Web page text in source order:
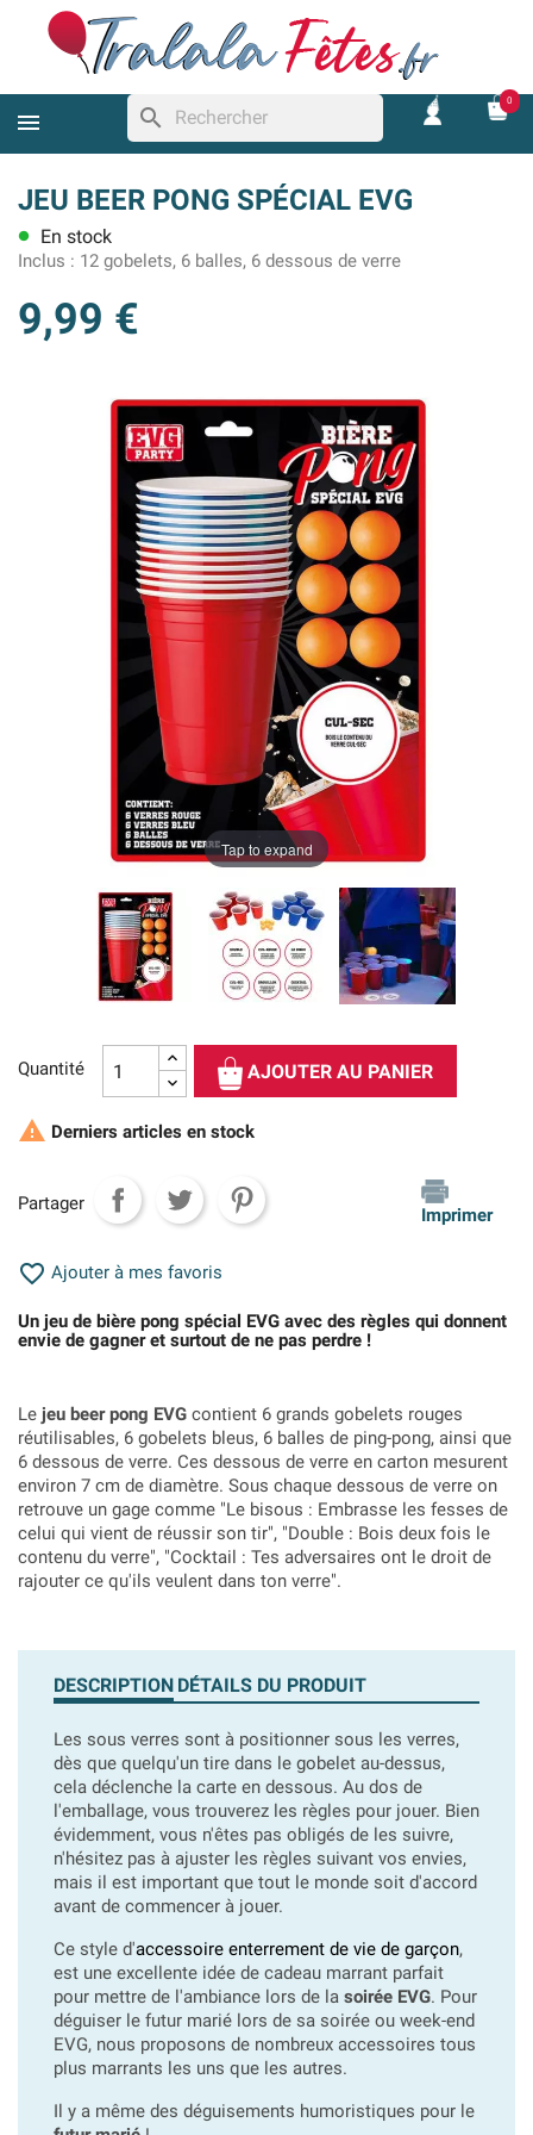
search
0
JEU BEER PONG SPÉCIAL EVG
lens En stock
Inclus : 12 gobelets, 6 balles, 6 dessous de verre
9,99 €
Tap to expand
Quantité AJOUTER AU PANIER
 Derniers articles en stock
Partager
Imprimer
 Ajouter à mes favoris
Un jeu de bière pong spécial EVG avec des règles qui donnent
envie de gagner et surtout de ne pas perdre !
Le jeu beer pong EVG contient 6 grands gobelets rouges
réutilisables, 6 gobelets bleus, 6 balles de ping-pong, ainsi que
6 dessous de verre. Ces dessous de verre en carton mesurent
environ 7 cm de diamètre. Sous chaque dessous de verre on
retrouve un gage comme "Le bisous : Embrasse les fesses de
celui qui vient de réussir son tir", "Double : Bois deux fois le
contenu du verre", "Cocktail : Tes adversaires ont le droit de
rajouter ce qu'ils veulent dans ton verre".
DESCRIPTION DÉTAILS DU PRODUIT
Les sous verres sont à positionner sous les verres,
dès que quelqu'un tire dans le gobelet au-dessus,
cela déclenche la carte en dessous. Au dos de
l'emballage, vous trouverez les règles pour jouer. Bien
évidemment, vous n'êtes pas obligés de les suivre,
n'hésitez pas à ajuster les règles suivant vos envies,
mais il est important que tout le monde soit d'accord
avant de commencer à jouer.
Ce style d'accessoire enterrement de vie de garçon,
est une excellente idée de cadeau marrant parfait
pour mettre de l'ambiance lors de la soirée EVG. Pour
déguiser le futur marié lors de sa soirée ou week-end
EVG, nous proposons de nombreux accessoires tous
plus marrants les uns que les autres.
Il y a même des déguisements humoristiques pour le